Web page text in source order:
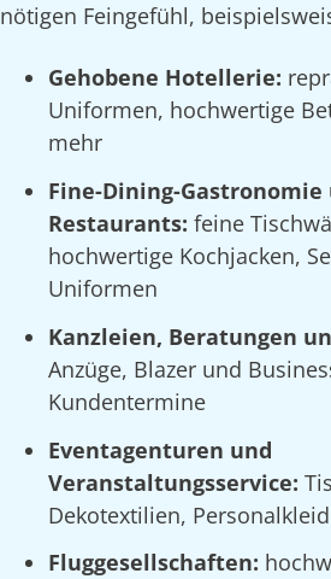
nötigen Feingefühl,
Gehobene Hotellerie:
Uniformen, hochwertige
mehr
Fine-Dining-Gastronomie
Restaurants: feine
hochwertige Kochjacken,
Uniformen
Kanzleien, Beratungen
Anzüge, Blazer und
Kundentermine
Eventagenturen und
Veranstaltungsservice:
Dekotextilien,
Fluggesellschaften: